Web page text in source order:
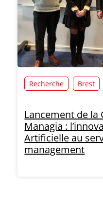
Recherche Brest
Lancement de la
Managia :
Artificielle au
management